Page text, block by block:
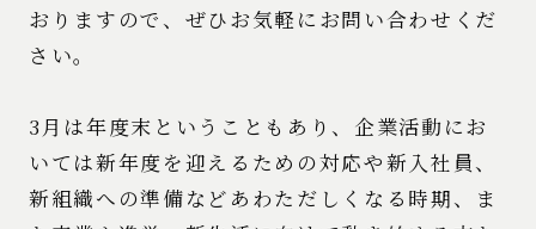
おりますので、ぜひお気軽にお問い合わせくだ
さい。
3月は年度末ということもあり、企業活動にお
いては新年度を迎えるための対応や新入社員、
新組織への準備などあわただしくなる時期、ま